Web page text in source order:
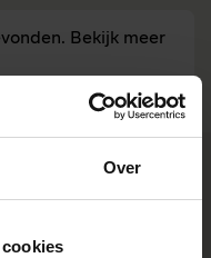
Over
Bekijk meer
een leaseauto
8:30 - 17:00 u.